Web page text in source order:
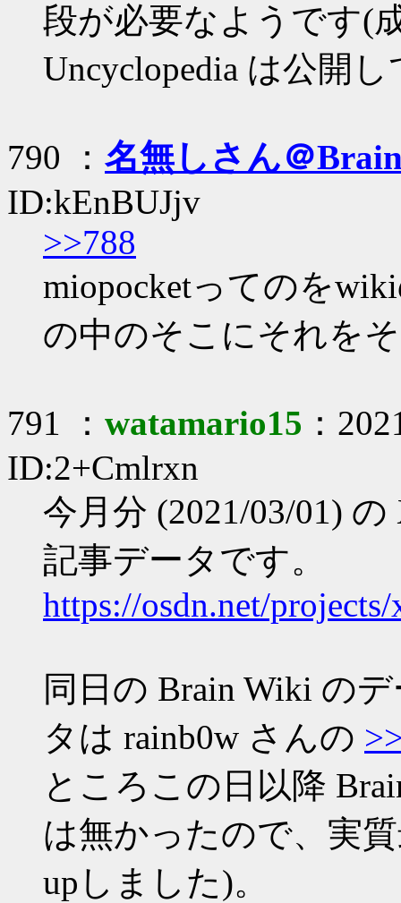
段が必要なようです(
Uncyclopedia は公開
790 ： 名無しさん＠
ID:kEnBUJjv
>>788
miopocketってのを
の中のそこにそれを
791 ： watamario15 ：
ID:2+Cmlrxn
今月分 (2021/03/01)
記事データです。
https://osdn.net/
同日の Brain Wiki の
タは rainb0w さんの
ところこの日以降
は無かったので、実
upしました)。